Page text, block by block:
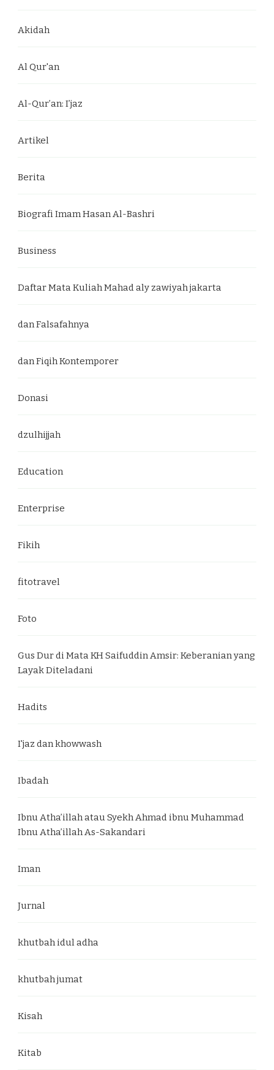
Akidah
Al Qur'an
Al-Qur’an: I’jaz
Artikel
Berita
Biografi Imam Hasan Al-Bashri
Business
Daftar Mata Kuliah Mahad aly zawiyah jakarta
dan Falsafahnya
dan Fiqih Kontemporer
Donasi
dzulhijjah
Education
Enterprise
Fikih
fitotravel
Foto
Gus Dur di Mata KH Saifuddin Amsir: Keberanian yang
Layak Diteladani
Hadits
I'jaz dan khowwash
Ibadah
Ibnu Atha’illah atau Syekh Ahmad ibnu Muhammad
Ibnu Atha’illah As-Sakandari
Iman
Jurnal
khutbah idul adha
khutbah jumat
Kisah
Kitab